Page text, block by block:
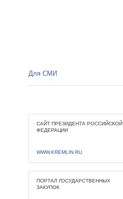
Для СМИ
САЙТ ПРЕЗИДЕНТА РОССИЙСКОЙ
ФЕДЕРАЦИИ
WWW.KREMLIN.RU
ПОРТАЛ ГОСУДАРСТВЕННЫХ
ЗАКУПОК